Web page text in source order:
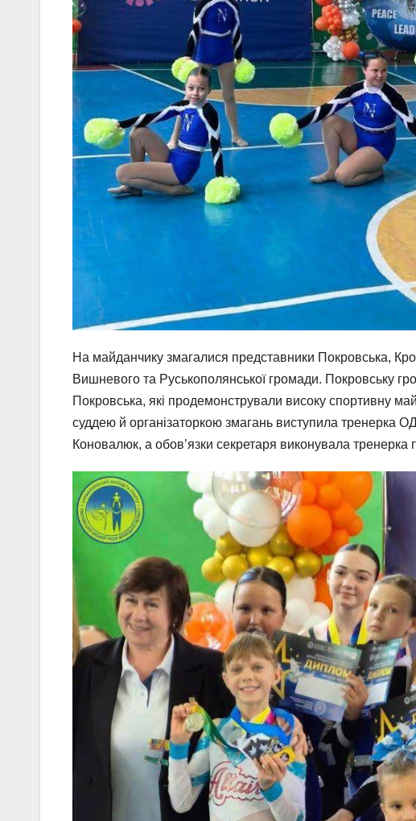
На майданчику змагалися представники Покровська,
Вишневого та Руськополянської громади. Покровську
Покровська, які продемонстрували високу спортивну
суддею й організаторкою змагань виступила
Коновалюк, а обов’язки секретаря виконувала